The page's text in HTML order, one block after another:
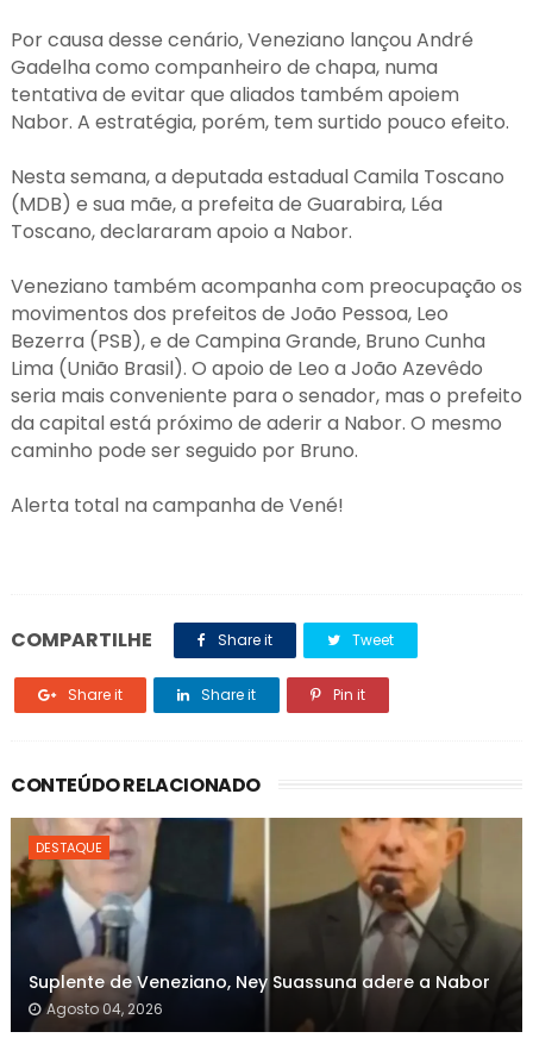
Por causa desse cenário, Veneziano lançou André
Gadelha como companheiro de chapa, numa
tentativa de evitar que aliados também apoiem
Nabor. A estratégia, porém, tem surtido pouco efeito.
Nesta semana, a deputada estadual Camila Toscano
(MDB) e sua mãe, a prefeita de Guarabira, Léa
Toscano, declararam apoio a Nabor.
Veneziano também acompanha com preocupação os
movimentos dos prefeitos de João Pessoa, Leo
Bezerra (PSB), e de Campina Grande, Bruno Cunha
Lima (União Brasil). O apoio de Leo a João Azevêdo
seria mais conveniente para o senador, mas o prefeito
da capital está próximo de aderir a Nabor. O mesmo
caminho pode ser seguido por Bruno.
Alerta total na campanha de Vené!
COMPARTILHE Share it Tweet
Share it Share it Pin it
CONTEÚDO RELACIONADO
DESTAQUE
Suplente de Veneziano, Ney Suassuna adere a Nabor
Agosto 04, 2026